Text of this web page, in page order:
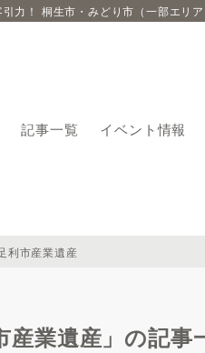
力！ 桐生市・みどり市（一部エリ
記事一覧 イベント情報
利市産業遺産
産業遺産」の記事